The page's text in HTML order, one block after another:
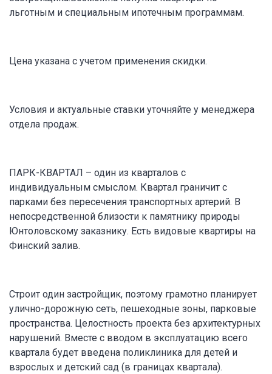
льготным и специальным ипотечным программам.
Цена указана с учетом применения скидки.
Условия и актуальные ставки уточняйте у менеджера
отдела продаж.
ПАРК-КВАРТАЛ – один из кварталов с
индивидуальным смыслом. Квартал граничит с
парками без пересечения транспортных артерий. В
непосредственной близости к памятнику природы
Юнтоловскому заказнику. Есть видовые квартиры на
Финский залив.
Строит один застройщик, поэтому грамотно планирует
улично-дорожную сеть, пешеходные зоны, парковые
пространства. Целостность проекта без архитектурных
нарушений. Вместе с вводом в эксплуатацию всего
квартала будет введена поликлиника для детей и
взрослых и детский сад (в границах квартала).